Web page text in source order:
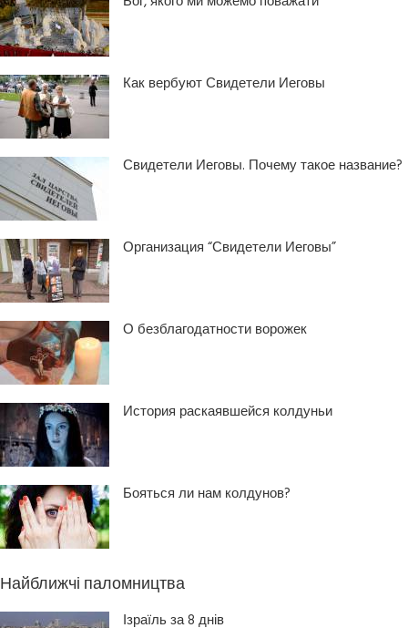
Как вербуют Свидетели Иеговы
Свидетели Иеговы. Почему такое название?
Организация “Свидетели Иеговы”
О безблагодатности ворожек
История раскаявшейся колдуньи
Бояться ли нам колдунов?
Найближчі паломництва
Ізраїль за 8 днів